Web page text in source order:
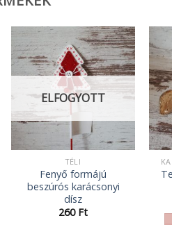
ELFOGYOTT
TÉLI
Fenyő formájú
beszúrós karácsonyi
dísz
260 Ft